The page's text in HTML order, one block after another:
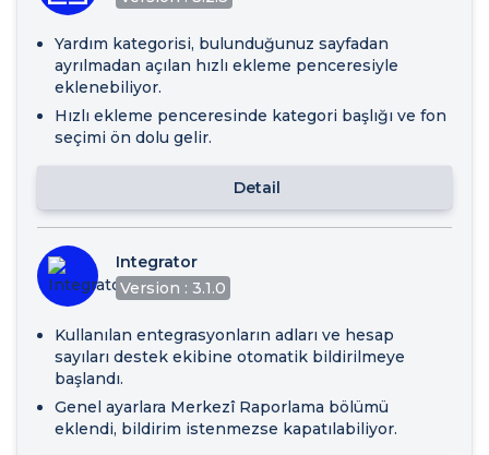
Yardım kategorisi, bulunduğunuz sayfadan
ayrılmadan açılan hızlı ekleme penceresiyle
eklenebiliyor.
Hızlı ekleme penceresinde kategori başlığı ve fon
seçimi ön dolu gelir.
Detail
Integrator
Version : 3.1.0
Kullanılan entegrasyonların adları ve hesap
sayıları destek ekibine otomatik bildirilmeye
başlandı.
Genel ayarlara Merkezî Raporlama bölümü
eklendi, bildirim istenmezse kapatılabiliyor.